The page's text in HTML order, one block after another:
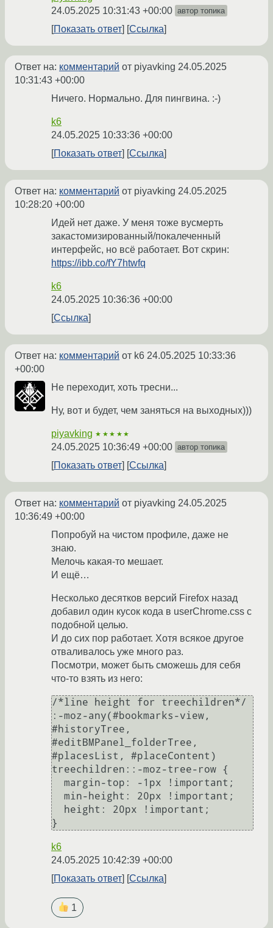
24.05.2025 10:31:43 +00:00 автор топика
Показать ответ Ссылка
Ответ на: комментарий от piyavking 24.05.2025
10:31:43 +00:00
Ничего. Нормально. Для пингвина. :-)
k6
24.05.2025 10:33:36 +00:00
Показать ответ
Ссылка
Ответ на: комментарий от piyavking 24.05.2025
10:28:20 +00:00
Идей нет даже. У меня тоже вусмерть
закастомизированный/покалеченный
интерфейс, но всё работает. Вот скрин:
https://ibb.co/fY7htwfq
k6
24.05.2025 10:36:36 +00:00
Ссылка
Ответ на: комментарий от k6 24.05.2025 10:33:36
+00:00
Не переходит, хоть тресни...
Ну, вот и будет, чем заняться на выходных)))
piyavking ★★★★★
24.05.2025 10:36:49 +00:00 автор топика
Показать ответ Ссылка
Ответ на: комментарий от piyavking 24.05.2025
10:36:49 +00:00
Попробуй на чистом профиле, даже не
знаю.
Мелочь какая-то мешает.
И ещё…
Несколько десятков версий Firefox назад
добавил один кусок кода в userChrome.css с
подобной целью.
И до сих пор работает. Хотя всякое другое
отваливалось уже много раз.
Посмотри, может быть сможешь для себя
что-то взять из него:
/*line height for treechildren*/
:-moz-any(#bookmarks-view,
#historyTree,
#editBMPanel_folderTree,
#placesList, #placeContent)
treechildren::-moz-tree-row {
k6
24.05.2025 10:42:39 +00:00
Показать ответ
Ссылка
1